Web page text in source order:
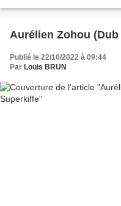
Aurélien Zohou
Publié le 22/10/2022 à 09:44
Par Louis BRUN